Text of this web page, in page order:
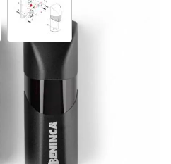
Productgroep E